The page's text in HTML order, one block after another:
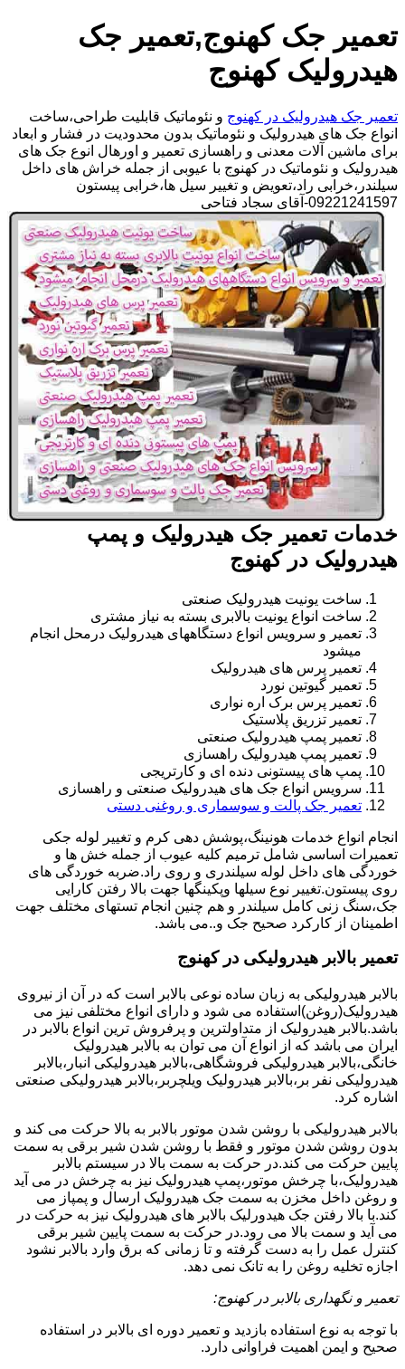
تعمیر جک کهنوج,تعمیر جک
هیدرولیک کهنوج
تعمیر جک هیدرولیک در کهنوج و نئوماتیک قابلیت طراحی،ساخت
انواع جک های هیدرولیک و نئوماتیک بدون محدودیت در فشار و ابعاد
برای ماشین آلات معدنی و راهسازی تعمیر و اورهال انوع جک های
هیدرولیک و نئوماتیک در کهنوج با عیوبی از جمله خراش های داخل
سیلندر،خرابی راد،تعویض و تغییر سیل ها،خرابی پیستون
09221241597-آقای سجاد فتاحی
خدمات تعمیر جک هیدرولیک و پمپ
هیدرولیک در کهنوج
ساخت یونیت هیدرولیک صنعتی
ساخت انواع یونیت بالابری بسته به نیاز مشتری
تعمیر و سرویس انواع دستگاههای هیدرولیک درمحل انجام
میشود
تعمیر پرس های هیدرولیک
تعمیر گیوتین نورد
تعمیر پرس برک اره نواری
تعمیر تزریق پلاستیک
تعمیر پمپ هیدرولیک صنعتی
تعمیر پمپ هیدرولیک راهسازی
پمپ های پیستونی دنده ای و کارتریجی
سرویس انواع جک های هیدرولیک صنعتی و راهسازی
تعمیر جک پالت و سوسماری و روغنی دستی
انجام انواع خدمات هونینگ،پوشش دهی کرم و تغییر لوله جکی
تعمیرات اساسی شامل ترمیم کلیه عیوب از جمله خش ها و
خوردگی های داخل لوله سیلندری و روی راد.ضربه خوردگی های
روی پیستون.تغییر نوع سیلها وپکینگها جهت بالا رفتن کارایی
جک،سنگ زنی کامل سیلندر و هم چنین انجام تستهای مختلف جهت
اطمینان از کارکرد صحیح جک و..می باشد.
تعمیر بالابر هیدرولیکی در کهنوج
بالابر هیدرولیکی به زبان ساده نوعی بالابر است که در آن از نیروی
هیدرولیک(روغن)استفاده می شود و دارای انواع مختلفی نیز می
باشد.بالابر هیدرولیک از متداولترین و پرفروش ترین انواع بالابر در
ایران می باشد که از انواع آن می توان به بالابر هیدرولیک
خانگی،بالابر هیدرولیکی فروشگاهی،بالابر هیدرولیکی انبار،بالابر
هیدرولیکی نفر بر،بالابر هیدرولیک ویلچربر،بالابر هیدرولیکی صنعتی
اشاره کرد.
بالابر هیدرولیکی با روشن شدن موتور بالابر به بالا حرکت می کند و
بدون روشن شدن موتور و فقط با روشن شدن شیر برقی به سمت
پایین حرکت می کند.در حرکت به سمت بالا در سیستم بالابر
هیدرولیک،با چرخش موتور،پمپ هیدرولیک نیز به چرخش در می آید
و روغن داخل مخزن به سمت جک هیدرولیک ارسال و پمپاز می
کند.با بالا رفتن جک هیدورلیک بالابر های هیدرولیک نیز به حرکت در
می آید و سمت بالا می رود.در حرکت به سمت پایین شیر برقی
کنترل عمل را به دست گرفته و تا زمانی که برق وارد بالابر نشود
اجازه تخلیه روغن را به تانک نمی دهد.
تعمیر و نگهداری بالابر در کهنوج:
با توجه به نوع استفاده بازدید و تعمیر دوره ای بالابر در استفاده
صحیح و ایمن اهمیت فراوانی دارد.